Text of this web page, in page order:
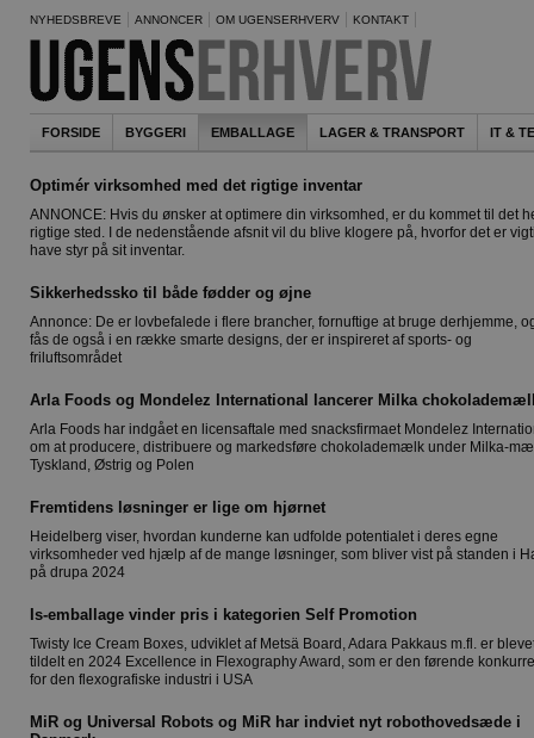
NYHEDSBREVE ANNONCER OM UGENSERHVERV KONTAKT
FORSIDE BYGGERI EMBALLAGE LAGER & TRANSPORT IT &
Optimér virksomhed med det rigtige inventar
ANNONCE: Hvis du ønsker at optimere din virksomhed, er du kommet til det
rigtige sted. I de nedenstående afsnit vil du blive klogere på, hvorfor det er
have styr på sit inventar.
Sikkerhedssko til både fødder og øjne
Annonce: De er lovbefalede i flere brancher, fornuftige at bruge derhjemme,
fås de også i en række smarte designs, der er inspireret af sports- og
friluftsområdet
Arla Foods og Mondelez International lancerer Milka
Arla Foods har indgået en licensaftale med snacksfirmaet Mondelez
om at producere, distribuere og markedsføre chokolademælk under Milka-
Tyskland, Østrig og Polen
Fremtidens løsninger er lige om hjørnet
Heidelberg viser, hvordan kunderne kan udfolde potentialet i deres egne
virksomheder ved hjælp af de mange løsninger, som bliver vist på standen i
på drupa 2024
Is-emballage vinder pris i kategorien Self Promotion
Twisty Ice Cream Boxes, udviklet af Metsä Board, Adara Pakkaus m.fl. er
tildelt en 2024 Excellence in Flexography Award, som er den førende
for den flexografiske industri i USA
MiR og Universal Robots og MiR har indviet nyt robothovedsæde i